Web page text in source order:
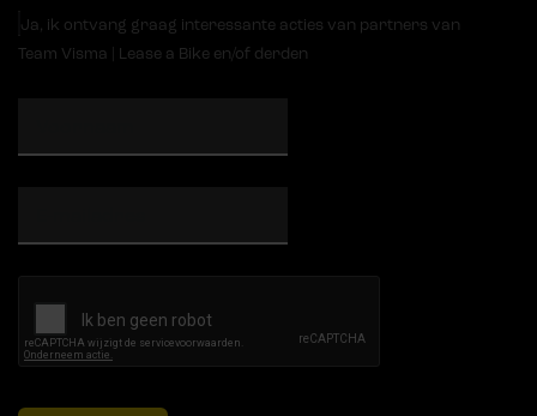
Ja, ik ontvang graag interessante acties van partners van
Team Visma | Lease a Bike en/of derden